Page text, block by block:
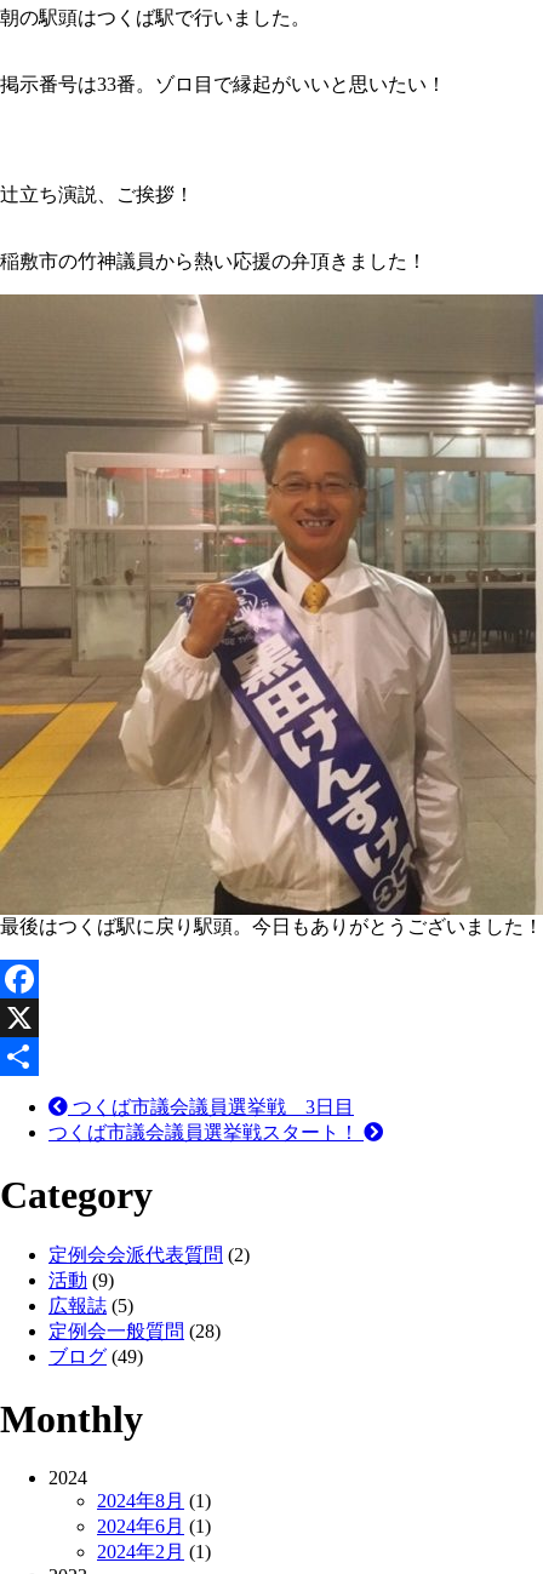
朝の駅頭はつくば駅で行いました。
掲示番号は33番。ゾロ目で縁起がいいと思いたい！
辻立ち演説、ご挨拶！
稲敷市の竹神議員から熱い応援の弁頂きました！
最後はつくば駅に戻り駅頭。今日もありがとうございました！
Facebook
X
つくば市議会議員選挙戦 3日目
つくば市議会議員選挙戦スタート！
Category
定例会会派代表質問 (2)
活動 (9)
広報誌 (5)
定例会一般質問 (28)
ブログ (49)
Monthly
2024
2024年8月 (1)
2024年6月 (1)
2024年2月 (1)